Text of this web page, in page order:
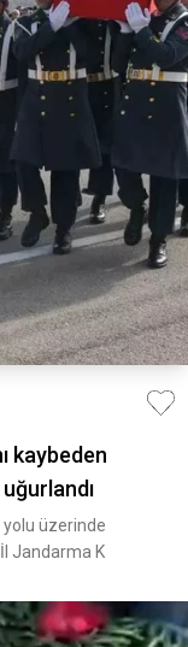
kaybeden
üzerinde
Jandarma K